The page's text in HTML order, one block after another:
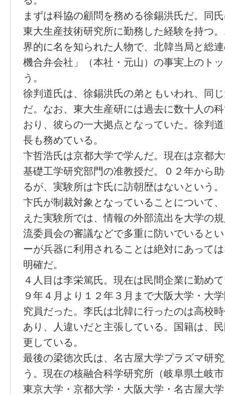
まずは科協の顧問を務める徐錫洪氏だ。同
東大生産技術研究所に勤務した経験を持つ
界的に名を知られた人物で、北韓当局と総
機合弁会社」（本社・元山）の事実上のト
う。
徐判道氏は、徐錫洪氏の弟ともいわれ、同
だ。なお、東大生産研には過去に数十人の
おり、彼らの一大拠点となっていた。徐判
長も務めている。
卞哲浩氏は京都大学で学んだ。現在は京都
基礎工学研究部門の准教授だ。０２年から
るが、実験所は卞氏に訪朝歴はないという。
卞氏が制裁対象となっていることについて
えた実験所では、情報の外部流出を大学の
流委員会の審議などで多重に防いでいると
ーが兵器に利用されることは絶対にあって
明確だ。
４人目は李栄篤氏。現在は民間企業に勤め
９年４月より１２年３月まで大阪大学・大
究員だった。李氏は北韓に行ったのは高校
あり、人違いだと主張している。国籍は、
更している。
最後の梁徳次氏は、名古屋大学プラズマ研
う。現在の核融合科学研究所（岐阜県土岐
東京大学・京都大学・大阪大学・名古屋大